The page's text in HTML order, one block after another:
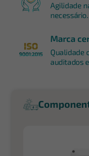
Agilidade
necessário.
Marca
Qualidade
auditados